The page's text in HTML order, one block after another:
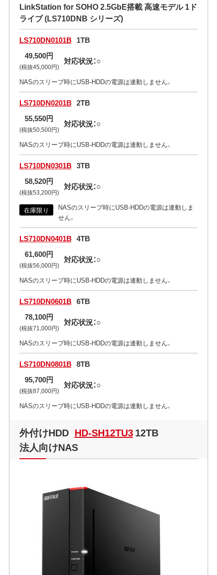
LinkStation for SOHO 2.5GbE搭載 高速モデル 1ド
ライブ (LS710DNB シリーズ)
LS710DN0101B 1TB
49,500円
(税抜45,000円)
対応状況：○
NASのスリープ時にUSB-HDDの電源は連動しません。
LS710DN0201B 2TB
55,550円
(税抜50,500円)
対応状況：○
NASのスリープ時にUSB-HDDの電源は連動しません。
LS710DN0301B 3TB
58,520円
(税抜53,200円)
対応状況：○
在庫限り
NASのスリープ時にUSB-HDDの電源は連動しま
せん。
LS710DN0401B 4TB
61,600円
(税抜56,000円)
対応状況：○
NASのスリープ時にUSB-HDDの電源は連動しません。
LS710DN0601B 6TB
78,100円
(税抜71,000円)
対応状況：○
NASのスリープ時にUSB-HDDの電源は連動しません。
LS710DN0801B 8TB
95,700円
(税抜87,000円)
対応状況：○
NASのスリープ時にUSB-HDDの電源は連動しません。
外付けHDD HD-SH12TU312TB
法人向けNAS